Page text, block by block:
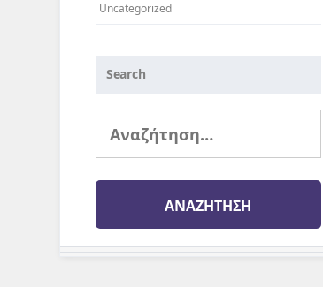
Uncategorized
Search
Αναζήτηση
για: